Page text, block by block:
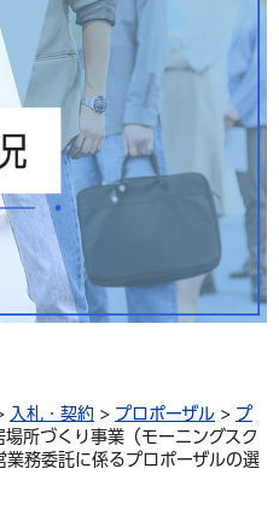
入札・契約 > プロポーザル > プ
所づくり事業（モーニングスク
務委託に係るプロポーザルの選